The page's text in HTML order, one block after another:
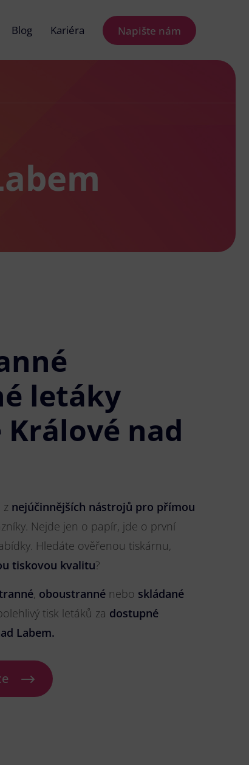
Blog Kariéra Napište nám
letáky
Králové nad
z nejúčinnějších nástrojů pro přímou
Nejde jen o papír, jde o první
Hledáte ověřenou tiskárnu,
tiskovou kvalitu?
, oboustranné nebo skládané
tisk letáků za dostupné
Labem.